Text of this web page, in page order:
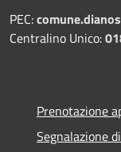
PEC:
Centralino Unico:
Prenotazione
Segnalazione